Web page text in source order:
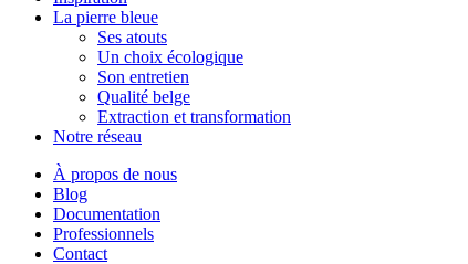
La pierre bleue
Ses atouts
Un choix écologique
Son entretien
Qualité belge
Extraction et transformation
Notre réseau
À propos de nous
Blog
Documentation
Professionnels
Contact